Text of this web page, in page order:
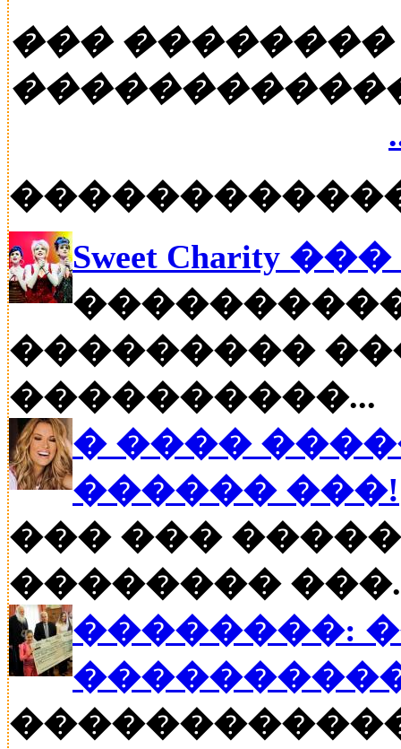
���
Sweet Charity
���������
����������...
� ����
������ ���!
��� ���
��������
��������: